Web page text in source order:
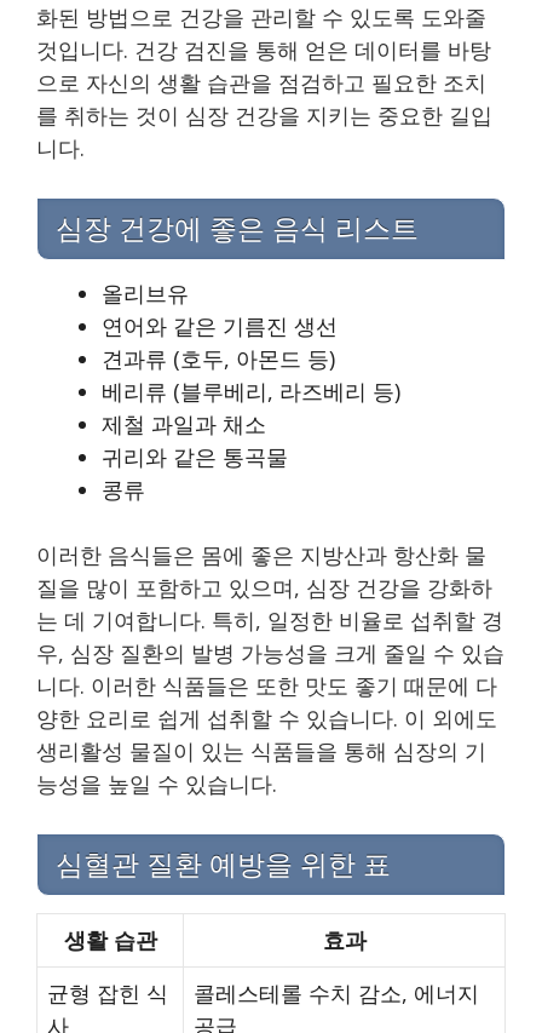
화된 방법으로 건강을 관리할 수 있도록 도와줄
것입니다. 건강 검진을 통해 얻은 데이터를 바탕
으로 자신의 생활 습관을 점검하고 필요한 조치
를 취하는 것이 심장 건강을 지키는 중요한 길입
니다.
심장 건강에 좋은 음식 리스트
올리브유
연어와 같은 기름진 생선
견과류 (호두, 아몬드 등)
베리류 (블루베리, 라즈베리 등)
제철 과일과 채소
귀리와 같은 통곡물
콩류
이러한 음식들은 몸에 좋은 지방산과 항산화 물
질을 많이 포함하고 있으며, 심장 건강을 강화하
는 데 기여합니다. 특히, 일정한 비율로 섭취할 경
우, 심장 질환의 발병 가능성을 크게 줄일 수 있습
니다. 이러한 식품들은 또한 맛도 좋기 때문에 다
양한 요리로 쉽게 섭취할 수 있습니다. 이 외에도
생리활성 물질이 있는 식품들을 통해 심장의 기
능성을 높일 수 있습니다.
심혈관 질환 예방을 위한 표
생활 습관
효과
균형 잡힌 식
사
콜레스테롤 수치 감소, 에너지
공급